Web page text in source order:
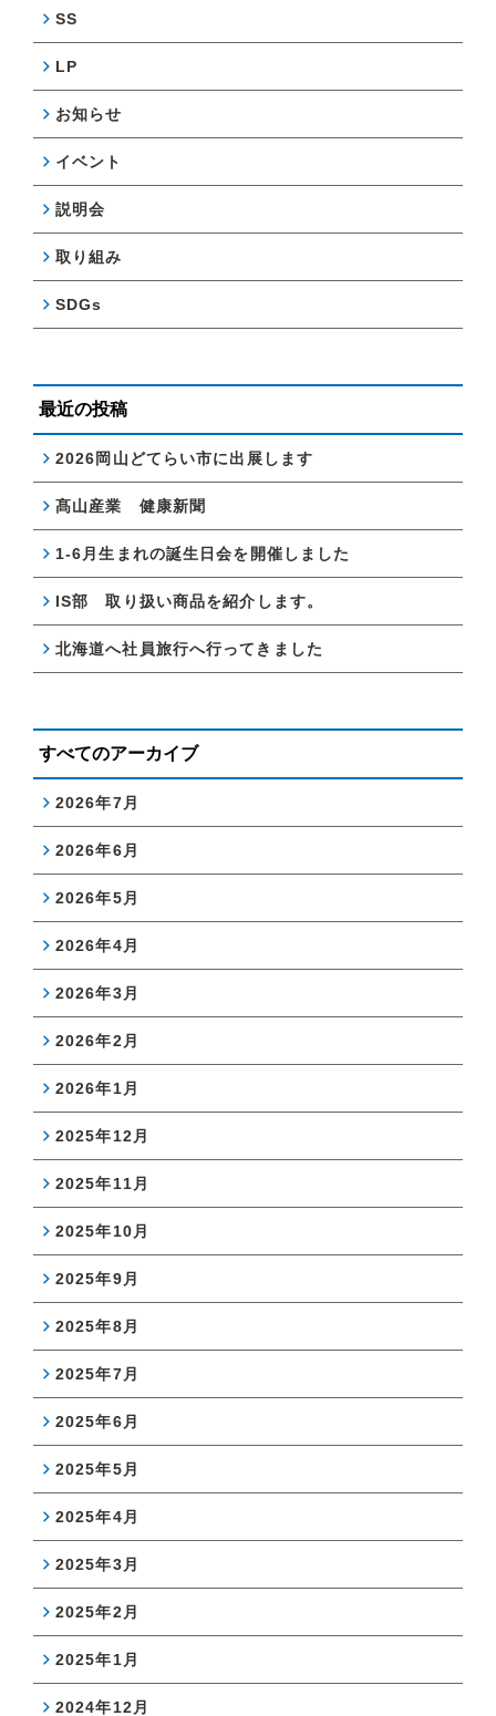
SS
LP
お知らせ
イベント
説明会
取り組み
SDGs
最近の投稿
2026岡山どてらい市に出展します
髙山産業 健康新聞
1-6月生まれの誕生日会を開催しました
IS部 取り扱い商品を紹介します。
北海道へ社員旅行へ行ってきました
すべてのアーカイブ
2026年7月
2026年6月
2026年5月
2026年4月
2026年3月
2026年2月
2026年1月
2025年12月
2025年11月
2025年10月
2025年9月
2025年8月
2025年7月
2025年6月
2025年5月
2025年4月
2025年3月
2025年2月
2025年1月
2024年12月